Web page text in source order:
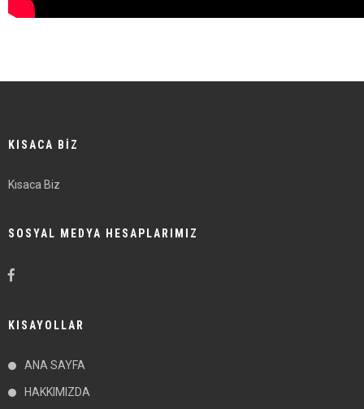
KISACA BİZ
Kısaca Biz
SOSYAL MEDYA HESAPLARIMIZ
KISAYOLLAR
ANA SAYFA
HAKKIMIZDA